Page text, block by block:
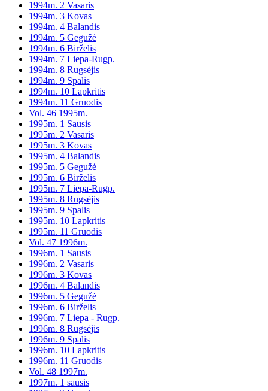
1994m. 2 Vasaris
1994m. 3 Kovas
1994m. 4 Balandis
1994m. 5 Gegužė
1994m. 6 Birželis
1994m. 7 Liepa-Rugp.
1994m. 8 Rugsėjis
1994m. 9 Spalis
1994m. 10 Lapkritis
1994m. 11 Gruodis
Vol. 46 1995m.
1995m. 1 Sausis
1995m. 2 Vasaris
1995m. 3 Kovas
1995m. 4 Balandis
1995m. 5 Gegužė
1995m. 6 Birželis
1995m. 7 Liepa-Rugp.
1995m. 8 Rugsėjis
1995m. 9 Spalis
1995m. 10 Lapkritis
1995m. 11 Gruodis
Vol. 47 1996m.
1996m. 1 Sausis
1996m. 2 Vasaris
1996m. 3 Kovas
1996m. 4 Balandis
1996m. 5 Gegužė
1996m. 6 Birželis
1996m. 7 Liepa - Rugp.
1996m. 8 Rugsėjis
1996m. 9 Spalis
1996m. 10 Lapkritis
1996m. 11 Gruodis
Vol. 48 1997m.
1997m. 1 sausis